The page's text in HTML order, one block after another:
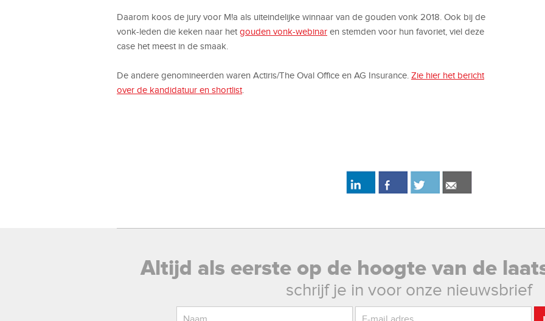
Daarom koos de jury voor M!a als uiteindelijke winnaar van de gouden vonk 2018. Ook bij de
vonk-leden die keken naar het gouden vonk-webinar en stemden voor hun favoriet, viel deze
case het meest in de smaak.
De andere genomineerden waren Actiris/The Oval Office en AG Insurance. Zie hier het bericht
over de kandidatuur en shortlist
Altijd als eerste op de hoogte van de
schrijf je in voor onze nieuwsbrief